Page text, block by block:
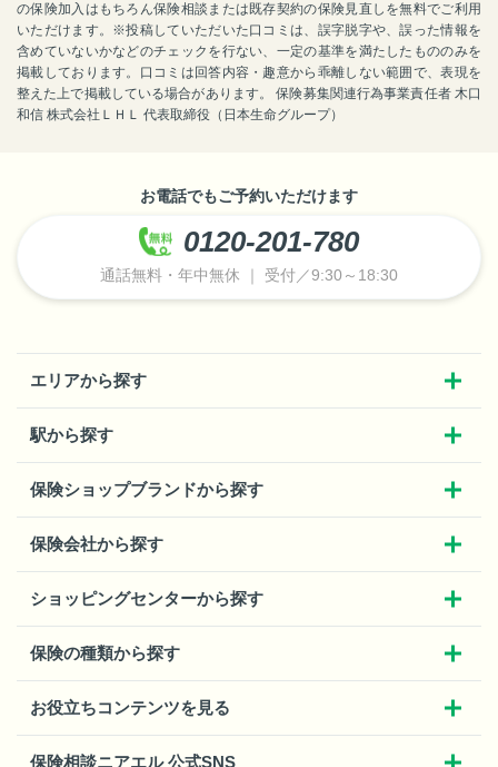
の保険加入はもちろん保険相談または既存契約の保険見直しを無料でご利用
いただけます。※投稿していただいた口コミは、誤字脱字や、誤った情報を
含めていないかなどのチェックを行ない、一定の基準を満たしたもののみを
掲載しております。口コミは回答内容・趣意から乖離しない範囲で、表現を
整えた上で掲載している場合があります。 保険募集関連行為事業責任者 木口
和信 株式会社ＬＨＬ 代表取締役（日本生命グループ）
お電話でもご予約いただけます
0120-201-780
通話無料・年中無休 ｜ 受付／9:30～18:30
エリアから探す
駅から探す
保険ショップブランドから探す
保険会社から探す
ショッピングセンターから探す
保険の種類から探す
お役立ちコンテンツを見る
保険相談ニアエル 公式SNS